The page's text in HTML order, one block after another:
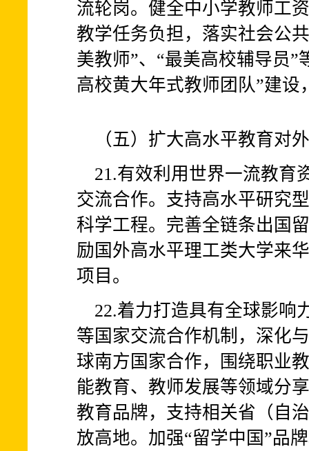
流轮岗。健全中小学教师工
教学任务负担，落实社会公
美教师”、“最美高校辅导员
高校黄大年式教师团队”建
（五）扩大高水平教育对
21.有效利用世界一流教育
交流合作。支持高水平研究
科学工程。完善全链条出国
励国外高水平理工类大学来
项目。
22.着力打造具有全球影响
等国家交流合作机制，深化
球南方国家合作，围绕职业
能教育、教师发展等领域分
教育品牌，支持相关省（自
放高地。加强“留学中国”品